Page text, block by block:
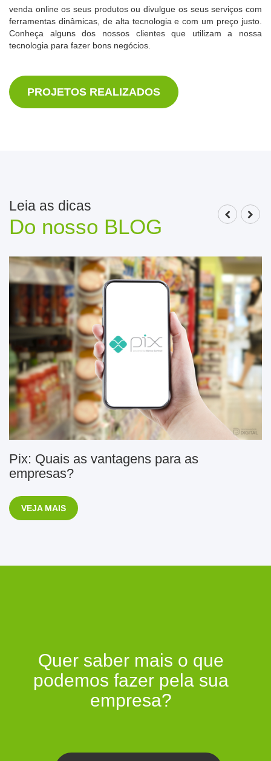
venda online os seus produtos ou divulgue os seus serviços com
ferramentas dinâmicas, de alta tecnologia e com um preço justo.
Conheça alguns dos nossos clientes que utilizam a nossa
tecnologia para fazer bons negócios.
PROJETOS REALIZADOS
Leia as dicas
Do nosso BLOG
Pix: Quais as vantagens para as
empresas?
VEJA MAIS
Quer saber mais o que
podemos fazer pela sua
empresa?